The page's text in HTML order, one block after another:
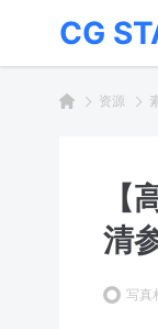
CG
资源
清
写真